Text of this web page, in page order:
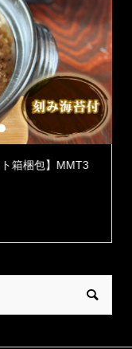
箱梱包】MMT3